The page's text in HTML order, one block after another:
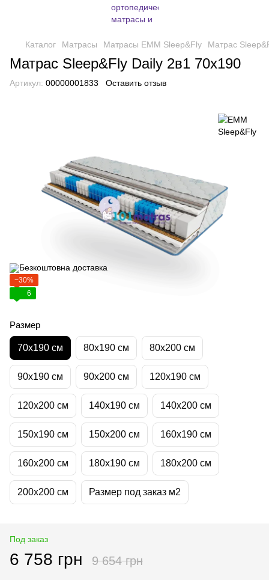
Каталог Матрасы Матрасы EMM Sleep&Fly Матрас
Матрас Sleep&Fly Daily 2в1 70х190
Артикул: 00000001833 Оставить отзыв
−30%
6
Размер
70х190 см 80х190 см 80х200 см
90х190 см 90х200 см 120х190 см
120х200 см 140х190 см 140х200 см
150х190 см 150х200 см 160х190 см
160х200 см 180х190 см 180х200 см
200х200 см Размер под заказ м2
Под заказ
6 758 грн 9 654 грн